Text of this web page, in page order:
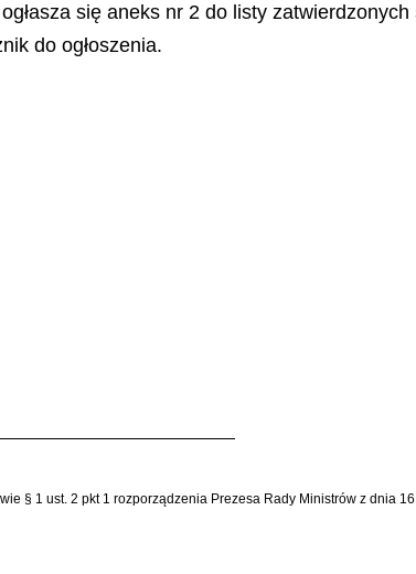
się aneks nr 2 do listy
do ogłoszenia.
§ 1 ust. 2 pkt 1 rozporządzenia Prezesa Rady Ministrów z dnia